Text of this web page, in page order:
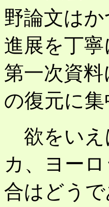
野論文は
進展を丁
第一次資
の復元に集
欲をいえ
カ、ヨー
合はどう